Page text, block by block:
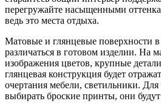
перегружайте насыщенными
ведь это места отдыха.
Матовые и глянцевые поверхности в
различаться в готовом изделии. На
изображения цветов, крупные
глянцевая конструкция будет
очертания мебели, светильники.
выбирать броские принты, они будут